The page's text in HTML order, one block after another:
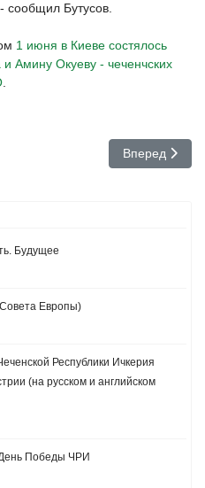
сообщил Бутусов.
1 июня в Киеве состялось
Амину Окуеву - чеченчских
Следующий:
Вперед
Будущее
Европы)
Республики Ичкерия
(на русском и английском
Победы ЧРИ